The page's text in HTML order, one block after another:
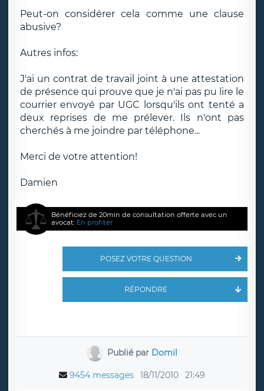
Peut-on considérer cela comme une clause
abusive?
Autres infos:
J'ai un contrat de travail joint à une attestation
de présence qui prouve que je n'ai pas pu lire le
courrier envoyé par UGC lorsqu'ils ont tenté a
deux reprises de me prélever. Ils n'ont pas
cherchés à me joindre par téléphone...
Merci de votre attention!
Damien
Bénéficiez de 20min de consultation offerte avec un
avocat. En profiter
POSEZ VOTRE QUESTION
RÉPONDRE
Publié par Domil
9454 messages 18/11/2010 21:49